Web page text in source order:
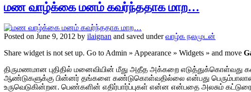
மண வாழ்க்கை மனம் கவர்ந்ததாக மாற…
Posted on June 9, 2012 by ilaignan and saved underவாழ்க நலமுடன்
Share widget is not set up. Go to Admin » Appearance » Widgets » and move
திருமணமான புதிதில் மனைவியின் மீது அதீத அக்கறை
ஆண்டுகளுக்கு பின்னர் தங்களை கண்டுகொள்வதில்லை என்பது
உருவெடுகின்றன. பெண்களின் எதிர்பார்ப்புகள் என்ன என்பதை அலசும்